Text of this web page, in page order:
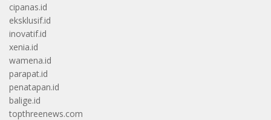
cipanas.id
eksklusif.id
inovatif.id
xenia.id
wamena.id
parapat.id
penatapan.id
balige.id
topthreenews.com